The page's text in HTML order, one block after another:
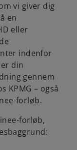
vi giver dig
en
eller
indenfor
din
gennem
KPMG – også
forløb.
forløb,